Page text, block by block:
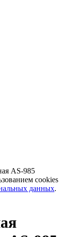
AS-985
cookies
данных.